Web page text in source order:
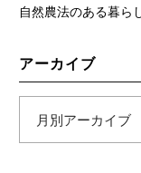
自然農法のある暮ら
アーカイブ